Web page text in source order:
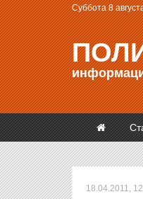
Суббота 8
18.04.2011,